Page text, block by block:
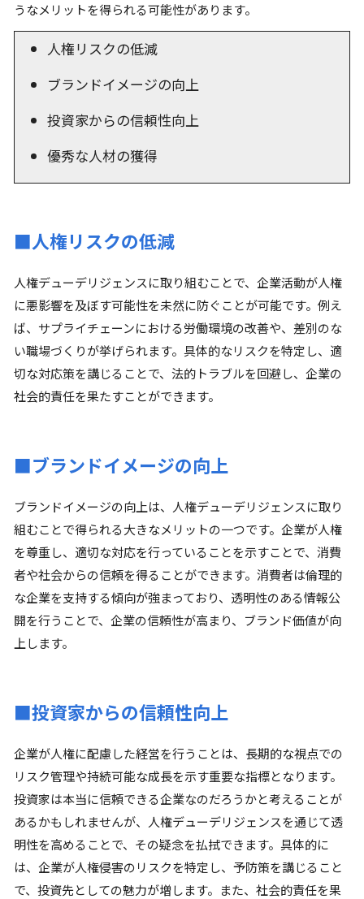
うなメリットを得られる可能性があります。
人権リスクの低減
ブランドイメージの向上
投資家からの信頼性向上
優秀な人材の獲得
■人権リスクの低減
人権デューデリジェンスに取り組むことで、企業活動が人権
に悪影響を及ぼす可能性を未然に防ぐことが可能です。例え
ば、サプライチェーンにおける労働環境の改善や、差別のな
い職場づくりが挙げられます。具体的なリスクを特定し、適
切な対応策を講じることで、法的トラブルを回避し、企業の
社会的責任を果たすことができます。
■ブランドイメージの向上
ブランドイメージの向上は、人権デューデリジェンスに取り
組むことで得られる大きなメリットの一つです。企業が人権
を尊重し、適切な対応を行っていることを示すことで、消費
者や社会からの信頼を得ることができます。消費者は倫理的
な企業を支持する傾向が強まっており、透明性のある情報公
開を行うことで、企業の信頼性が高まり、ブランド価値が向
上します。
■投資家からの信頼性向上
企業が人権に配慮した経営を行うことは、長期的な視点での
リスク管理や持続可能な成長を示す重要な指標となります。
投資家は本当に信頼できる企業なのだろうかと考えることが
あるかもしれませんが、人権デューデリジェンスを通じて透
明性を高めることで、その疑念を払拭できます。具体的に
は、企業が人権侵害のリスクを特定し、予防策を講じること
で、投資先としての魅力が増します。また、社会的責任を果